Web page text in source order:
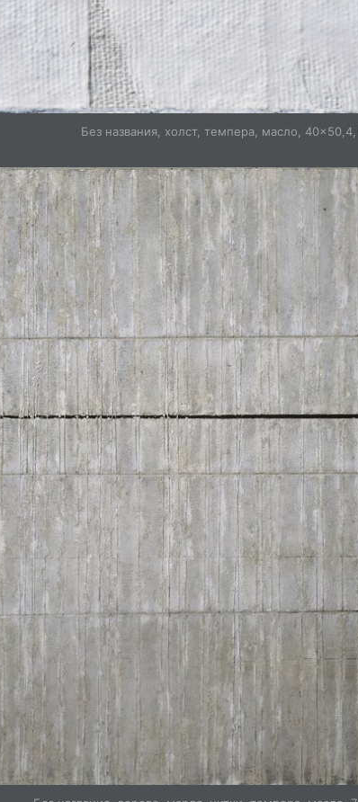
Без названия, холст, темпера, масло,